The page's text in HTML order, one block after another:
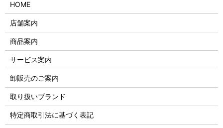
HOME
店舗案内
商品案内
サービス案内
卸販売のご案内
取り扱いブランド
特定商取引法に基づく表記